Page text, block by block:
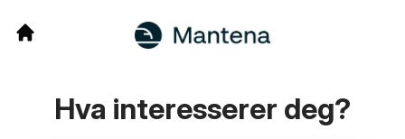
Hva interesserer deg?